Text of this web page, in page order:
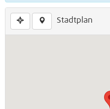
Stadtplan